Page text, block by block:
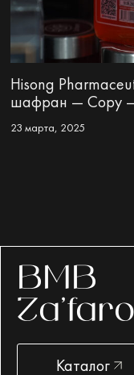
Hisong
шафран — Copy
23 марта, 2025
BMB
Каталог